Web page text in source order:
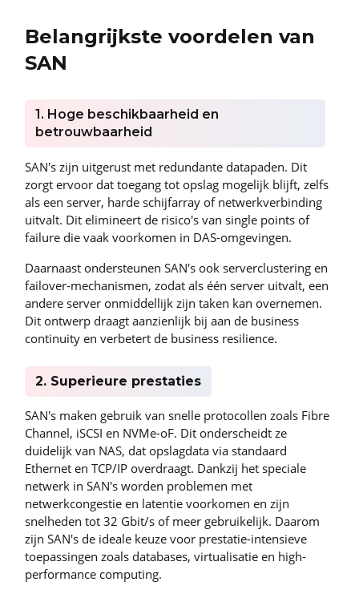
Belangrijkste voordelen van
SAN
1. Hoge beschikbaarheid en
betrouwbaarheid
SAN's zijn uitgerust met redundante datapaden. Dit
zorgt ervoor dat toegang tot opslag mogelijk blijft, zelfs
als een server, harde schijfarray of netwerkverbinding
uitvalt. Dit elimineert de risico's van single points of
failure die vaak voorkomen in DAS-omgevingen.
Daarnaast ondersteunen SAN's ook serverclustering en
failover-mechanismen, zodat als één server uitvalt, een
andere server onmiddellijk zijn taken kan overnemen.
Dit ontwerp draagt aanzienlijk bij aan de business
continuity en verbetert de business resilience.
2. Superieure prestaties
SAN's maken gebruik van snelle protocollen zoals Fibre
Channel, iSCSI en NVMe-oF. Dit onderscheidt ze
duidelijk van NAS, dat opslagdata via standaard
Ethernet en TCP/IP overdraagt. Dankzij het speciale
netwerk in SAN's worden problemen met
netwerkcongestie en latentie voorkomen en zijn
snelheden tot 32 Gbit/s of meer gebruikelijk. Daarom
zijn SAN's de ideale keuze voor prestatie-intensieve
toepassingen zoals databases, virtualisatie en high-
performance computing.